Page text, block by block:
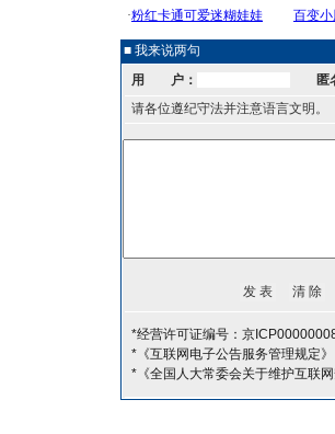
■ 我来说两句
用 户：
匿
请各位遵纪守法并注意语言文明。
*经营许可证编号：京
*《互联网电子公告服务管理规定》
*《全国人大常委会关于维护互联网